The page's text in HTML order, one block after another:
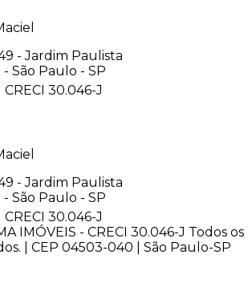
- Jardim Paulista
São Paulo - SP
CRECI 30.046-J
- Jardim Paulista
São Paulo - SP
CRECI 30.046-J
IMÓVEIS - CRECI 30.046-J Todos os
| CEP 04503-040 | São Paulo-SP